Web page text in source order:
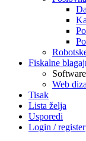
Fiskalne
Web
Tisak
Lista želja
Usporedi
Login / register